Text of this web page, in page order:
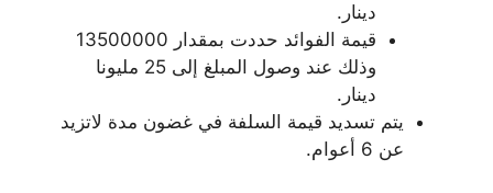
دينار.
قيمة الفوائد حددت بمقدار 13500000
وذلك عند وصول المبلغ إلى 25 مليونا
دينار.
يتم تسديد قيمة السلفة في غضون مدة لاتزيد
عن 6 أعوام.